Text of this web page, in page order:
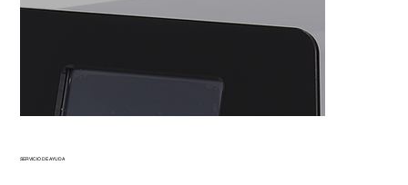
SERVICIO DE AYUDA